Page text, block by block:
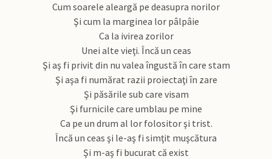
Cum soarele aleargă pe deasupra norilor
Şi cum la marginea lor pâlpâie
Ca la ivirea zorilor
Unei alte vieţi. Încă un ceas
Şi aş fi privit din nu valea îngustă în care stam
Şi aşa fi numărat razii proiectaţi în zare
Şi păsările sub care visam
Şi furnicile care umblau pe mine
Ca pe un drum al lor folositor şi trist.
Încă un ceas şi le-aş fi simţit muşcătura
Şi m-aş fi bucurat că exist